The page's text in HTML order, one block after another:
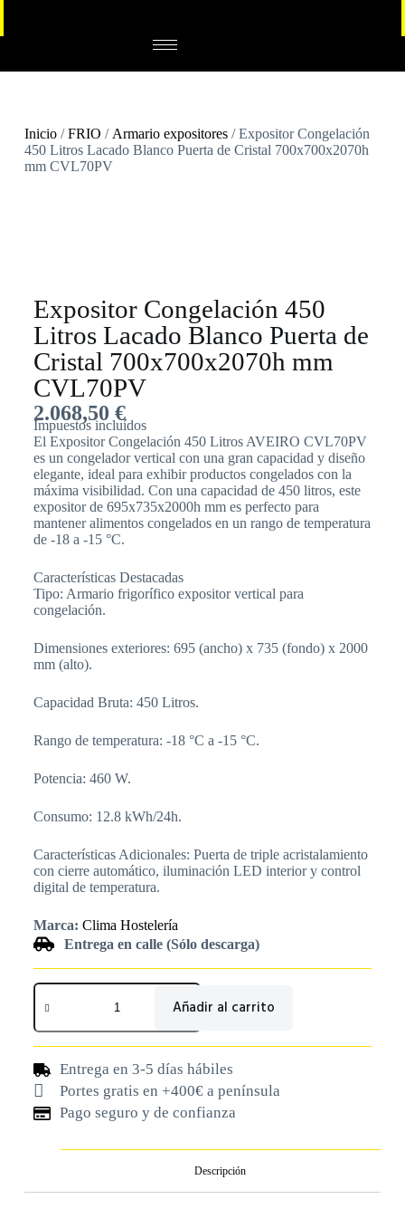
Inicio/FRIO / Armario expositores/ Expositor Congelación
450 Litros Lacado Blanco Puerta de Cristal 700x700x2070h
mm CVL70PV
Expositor Congelación 450
Litros Lacado Blanco Puerta de
Cristal 700x700x2070h mm
CVL70PV
2.068,50 €
Impuestos incluídos
El Expositor Congelación 450 Litros AVEIRO CVL70PV
es un congelador vertical con una gran capacidad y diseño
elegante, ideal para exhibir productos congelados con la
máxima visibilidad. Con una capacidad de 450 litros, este
expositor de 695x735x2000h mm es perfecto para
mantener alimentos congelados en un rango de temperatura
de -18 a -15 °C.
Características Destacadas
Tipo: Armario frigorífico expositor vertical para
congelación.
Dimensiones exteriores: 695 (ancho) x 735 (fondo) x 2000
mm (alto).
Capacidad Bruta: 450 Litros.
Rango de temperatura: -18 °C a -15 °C.
Potencia: 460 W.
Consumo: 12.8 kWh/24h.
Características Adicionales: Puerta de triple acristalamiento
con cierre automático, iluminación LED interior y control
digital de temperatura.
Marca: Clima Hostelería
Entrega en calle (Sólo descarga)
Añadir al carrito
Entrega en 3-5 días hábiles
Portes gratis en +400€ a península
Pago seguro y de confianza
Descripción